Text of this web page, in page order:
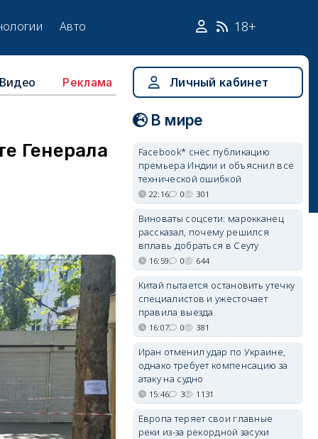
Авто 18+
Видео Реклама
Генерала
Личный кабинет
В мире
Facebook* снёс публикацию
премьера Индии и объяснил всё
технической ошибкой
22:16 0 301
Виноваты соцсети: марокканец
рассказал, почему решился
вплавь добраться в Сеуту
16:59 0 644
Китай пытается остановить утечку
специалистов и ужесточает
правила выезда
16:07 0 381
Иран отменил удар по Украине,
однако требует компенсацию за
атаку на судно
15:46 3 1131
Европа теряет свои главные
реки из-за рекордной засухи